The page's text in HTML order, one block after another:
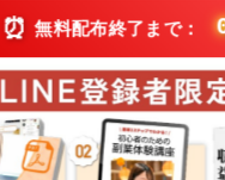
分のSNSアカウント
でしょう。
件から始めて徐々に
大きな案件も獲得で
⏰ 無料配布終了まで：